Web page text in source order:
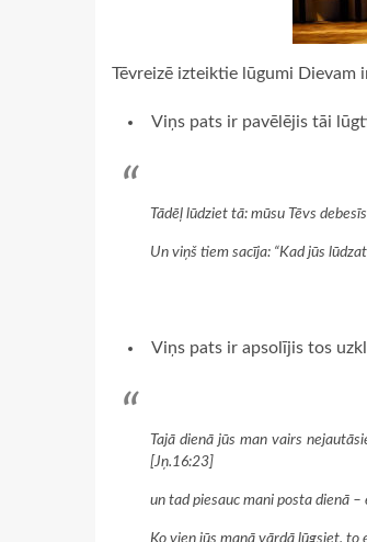
Tēvreizē izteiktie lūgumi Dievam
Viņs pats ir pavēlējis tāi
Tādēļ lūdziet tā: mūsu Tēvs
Un viņš tiem sacīja: “Kad jūs
Viņs pats ir apsolījis tos
Tajā dienā jūs man vairs
[Jņ.16:23]
un tad piesauc mani posta dienā
Ko vien jūs manā vārdā lūgsiet,